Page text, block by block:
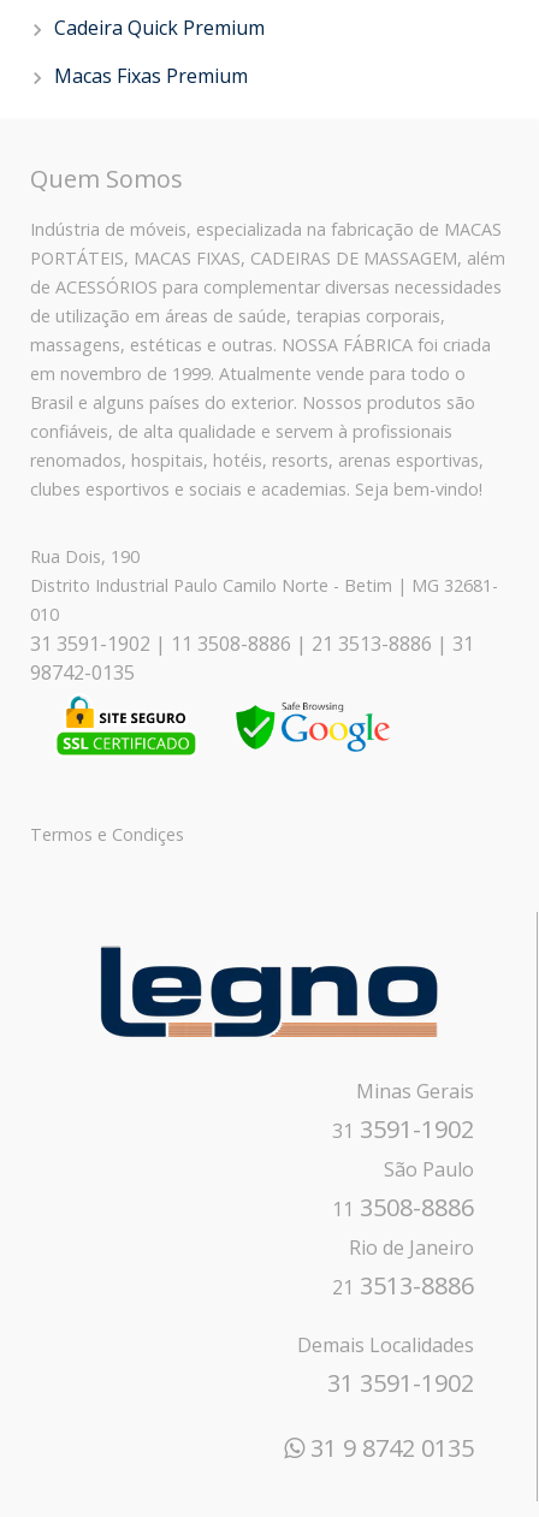
Cadeira Quick Premium
Macas Fixas Premium
Quem Somos
Indústria de móveis, especializada na fabricação de MACAS
PORTÁTEIS, MACAS FIXAS, CADEIRAS DE MASSAGEM, além
de ACESSÓRIOS para complementar diversas necessidades
de utilização em áreas de saúde, terapias corporais,
massagens, estéticas e outras. NOSSA FÁBRICA foi criada
em novembro de 1999. Atualmente vende para todo o
Brasil e alguns países do exterior. Nossos produtos são
confiáveis, de alta qualidade e servem à profissionais
renomados, hospitais, hotéis, resorts, arenas esportivas,
clubes esportivos e sociais e academias. Seja bem-vindo!
Rua Dois, 190
Distrito Industrial Paulo Camilo Norte - Betim | MG 32681-
010
31 3591-1902 | 11 3508-8886 | 21 3513-8886 | 31
98742-0135
Termos e Condiçes
Minas Gerais
31 3591-1902
São Paulo
11 3508-8886
Rio de Janeiro
21 3513-8886
Demais Localidades
31 3591-1902
31 9 8742 0135